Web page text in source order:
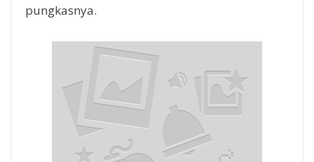
pungkasnya.